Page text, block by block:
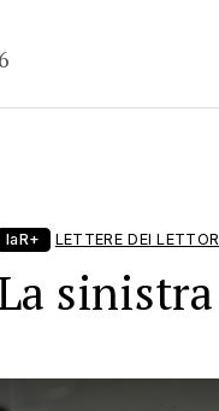
laR+ LETTERE DEI